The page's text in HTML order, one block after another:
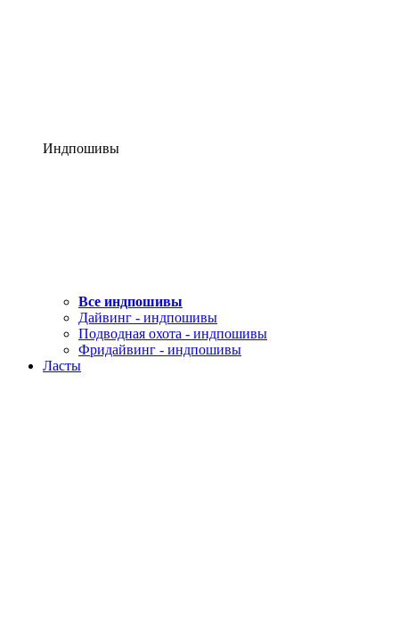
Индпошивы
Все индпошивы
Дайвинг - индпошивы
Подводная охота - индпошивы
Фридайвинг - индпошивы
Ласты